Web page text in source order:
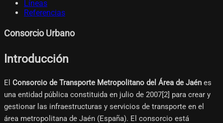
Líneas
Referencias
Consorcio Urbano
Introducción
El Consorcio de Transporte Metropolitano del Área de Jaén es
una entidad pública constituida en julio de 2007[2]​ para crear y
gestionar las infraestructuras y servicios de transporte en el
área metropolitana de Jaén (España). El consorcio está